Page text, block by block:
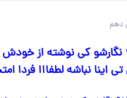
بچه ها صفحه ۹۷ نگارشو کی نوشته از
نباشه لطفااا فردا